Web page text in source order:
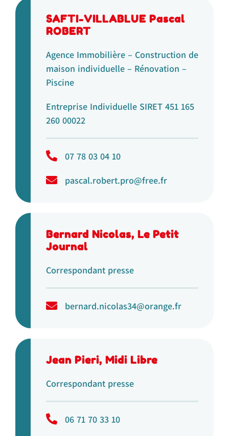
SAFTI-VILLABLUE Pascal
ROBERT
Agence Immobilière – Construction de
maison individuelle – Rénovation –
Piscine
Entreprise Individuelle SIRET 451 165
260 00022
07 78 03 04 10
pascal.robert.pro@free.fr
Bernard Nicolas, Le Petit
Journal
Correspondant presse
bernard.nicolas34@orange.fr
Jean Pieri, Midi Libre
Correspondant presse
06 71 70 33 10